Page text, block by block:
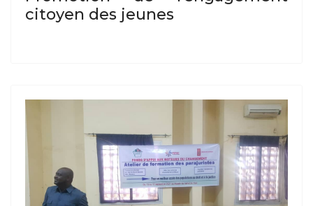
citoyen des jeunes